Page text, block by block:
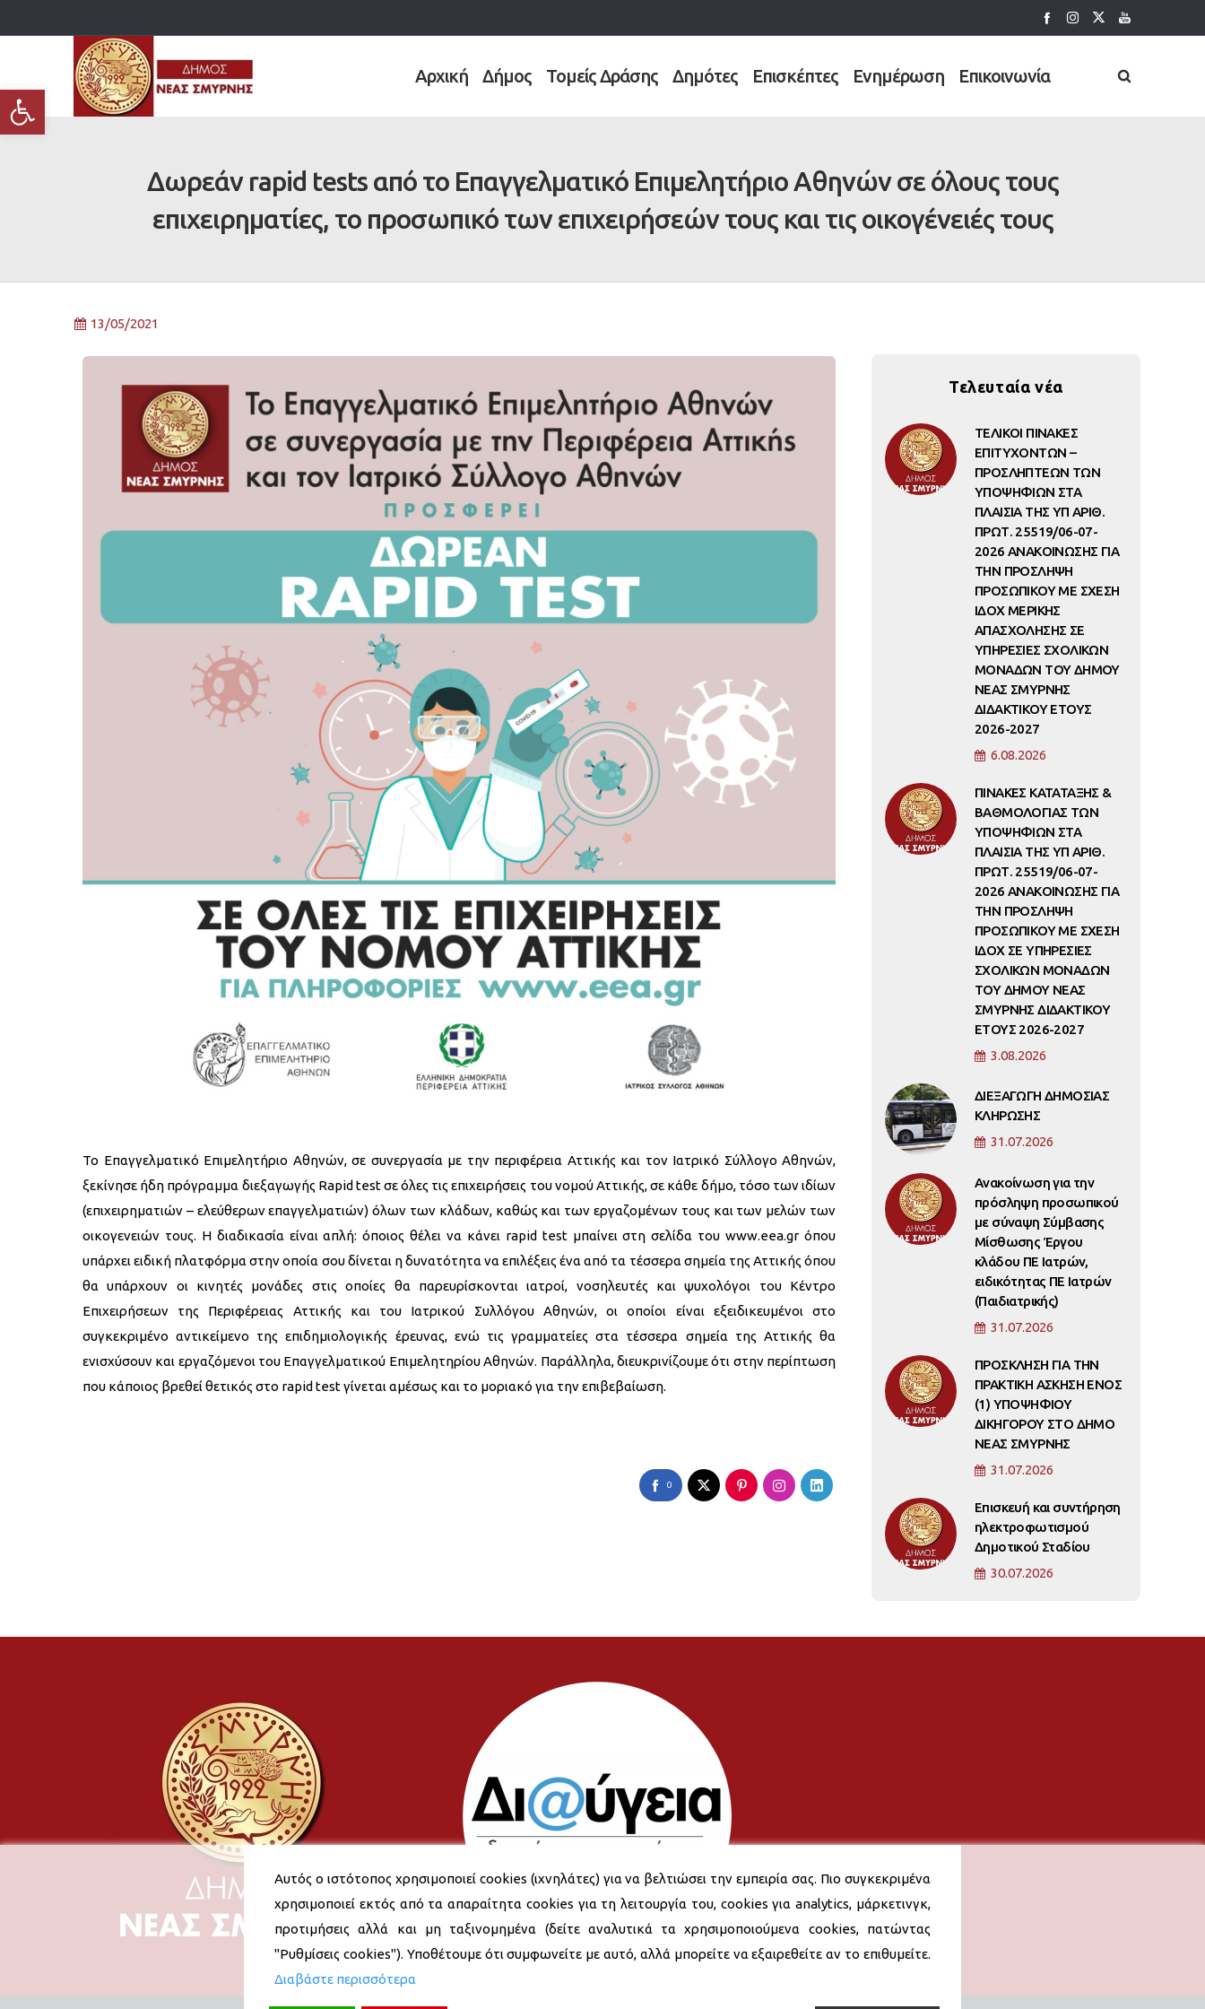
Ανοίξτε τη γραμμή εργαλείων
Αρχική Δήμος Τομείς Δράσης Δημότες Επισκέπτες Ενημέρωση Επικοινωνία
Δωρεάν rapid tests από τo Επαγγελματικό Επιμελητήριο Αθηνών σε όλους τους
επιχειρηματίες, το προσωπικό των επιχειρήσεών τους και τις οικογένειές τους
13/05/2021
Το Επαγγελματικό Επιμελητήριο Αθηνών, σε συνεργασία με την περιφέρεια Αττικής και τον Ιατρικό Σύλλογο Αθηνών,
ξεκίνησε ήδη πρόγραμμα διεξαγωγής Rapid test σε όλες τις επιχειρήσεις του νομού Αττικής, σε κάθε δήμο, τόσο των ιδίων
(επιχειρηματιών – ελεύθερων επαγγελματιών) όλων των κλάδων, καθώς και των εργαζομένων τους και των μελών των
οικογενειών τους. Η διαδικασία είναι απλή: όποιος θέλει να κάνει rapid test μπαίνει στη σελίδα τουwww.eea.gr όπου
υπάρχει ειδική πλατφόρμα στην οποία σου δίνεται η δυνατότητα να επιλέξεις ένα από τα τέσσερα σημεία της Αττικής όπου
θα υπάρχουν οι κινητές μονάδες στις οποίες θα παρευρίσκονται ιατροί, νοσηλευτές και ψυχολόγοι του Κέντρο
Επιχειρήσεων της Περιφέρειας Αττικής και του Ιατρικού Συλλόγου Αθηνών, οι οποίοι είναι εξειδικευμένοι στο
συγκεκριμένο αντικείμενο της επιδημιολογικής έρευνας, ενώ τις γραμματείες στα τέσσερα σημεία της Αττικής θα
ενισχύσουν και εργαζόμενοι του Επαγγελματικού Επιμελητηρίου Αθηνών. Παράλληλα, διευκρινίζουμε ότι στην περίπτωση
που κάποιος βρεθεί θετικός στο rapid test γίνεται αμέσως και το μοριακό για την επιβεβαίωση.
0
Τελευταία νέα
ΤΕΛΙΚΟΙ ΠΙΝΑΚΕΣ
ΕΠΙΤΥΧΟΝΤΩΝ –
ΠΡΟΣΛΗΠΤΕΩΝ ΤΩΝ
ΥΠΟΨΗΦΙΩΝ ΣΤΑ
ΠΛΑΙΣΙΑ ΤΗΣ ΥΠ ΑΡΙΘ.
ΠΡΩΤ. 25519/06-07-
2026 ΑΝΑΚΟΙΝΩΣΗΣ ΓΙΑ
ΤΗΝ ΠΡΟΣΛΗΨΗ
ΠΡΟΣΩΠΙΚΟΥ ΜΕ ΣΧΕΣΗ
ΙΔΟΧ ΜΕΡΙΚΗΣ
ΑΠΑΣΧΟΛΗΣΗΣ ΣΕ
ΥΠΗΡΕΣΙΕΣ ΣΧΟΛΙΚΩΝ
ΜΟΝΑΔΩΝ ΤΟΥ ΔΗΜΟΥ
ΝΕΑΣ ΣΜΥΡΝΗΣ
ΔΙΔΑΚΤΙΚΟΥ ΕΤΟΥΣ
2026-2027
6.08.2026
ΠΙΝΑΚΕΣ ΚΑΤΑΤΑΞΗΣ &
ΒΑΘΜΟΛΟΓΙΑΣ ΤΩΝ
ΥΠΟΨΗΦΙΩΝ ΣΤΑ
ΠΛΑΙΣΙΑ ΤΗΣ ΥΠ ΑΡΙΘ.
ΠΡΩΤ. 25519/06-07-
2026 ΑΝΑΚΟΙΝΩΣΗΣ ΓΙΑ
ΤΗΝ ΠΡΟΣΛΗΨΗ
ΠΡΟΣΩΠΙΚΟΥ ΜΕ ΣΧΕΣΗ
ΙΔΟΧ ΣΕ ΥΠΗΡΕΣΙΕΣ
ΣΧΟΛΙΚΩΝ ΜΟΝΑΔΩΝ
ΤΟΥ ΔΗΜΟΥ ΝΕΑΣ
ΣΜΥΡΝΗΣ ΔΙΔΑΚΤΙΚΟΥ
ΕΤΟΥΣ 2026-2027
3.08.2026
ΔΙΕΞΑΓΩΓΗ ΔΗΜΟΣΙΑΣ
ΚΛΗΡΩΣΗΣ
31.07.2026
Ανακοίνωση για την
πρόσληψη προσωπικού
με σύναψη Σύμβασης
Μίσθωσης Έργου
κλάδου ΠΕ Ιατρών,
ειδικότητας ΠΕ Ιατρών
(Παιδιατρικής)
31.07.2026
ΠΡΟΣΚΛΗΣΗ ΓΙΑ ΤΗΝ
ΠΡΑΚΤΙΚΗ ΑΣΚΗΣΗ ΕΝΟΣ
(1) ΥΠΟΨΗΦΙΟΥ
ΔΙΚΗΓΟΡΟΥ ΣΤΟ ΔΗΜΟ
ΝΕΑΣ ΣΜΥΡΝΗΣ
31.07.2026
Επισκευή και συντήρηση
ηλεκτροφωτισμού
Δημοτικού Σταδίου
30.07.2026
Αυτός ο ιστότοπος χρησιμοποιεί cookies (ιχνηλάτες) για να βελτιώσει την εμπειρία σας. Πιο συγκεκριμένα
χρησιμοποιεί εκτός από τα απαραίτητα cookies για τη λειτουργία του, cookies για analytics, μάρκετινγκ,
προτιμήσεις αλλά και μη ταξινομημένα (δείτε αναλυτικά τα χρησιμοποιούμενα cookies, πατώντας
"Ρυθμίσεις cookies"). Υποθέτουμε ότι συμφωνείτε με αυτό, αλλά μπορείτε να εξαιρεθείτε αν το επιθυμείτε.
Διαβάστε περισσότερα